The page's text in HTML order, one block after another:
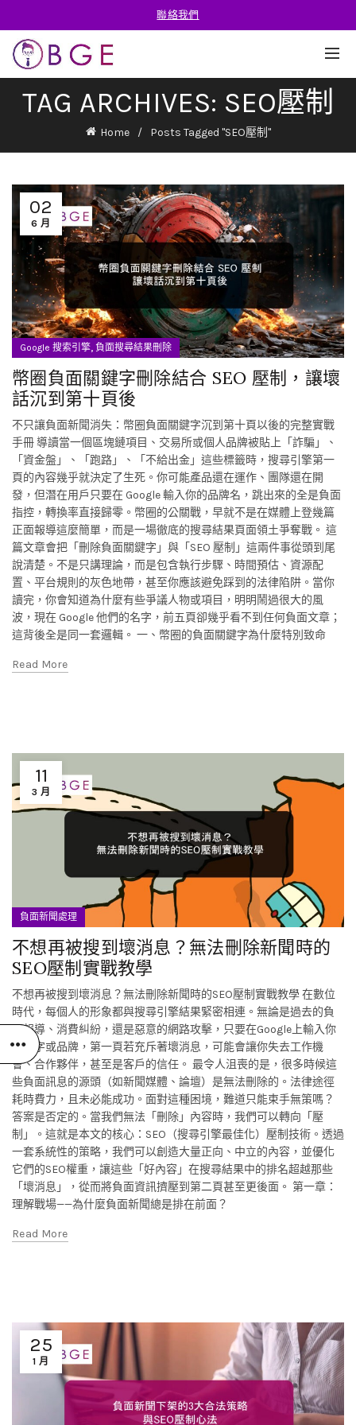
聯絡我們
TAG ARCHIVES: SEO壓制
Home Posts Tagged "SEO壓制"
02
6 月
Google 搜索引擎, 負面搜尋結果刪除
幣圈負面關鍵字刪除結合 SEO 壓制，讓壞
話沉到第十頁後
不只讓負面新聞消失：幣圈負面關鍵字沉到第十頁以後的完整實戰
手冊 導讀當一個區塊鏈項目、交易所或個人品牌被貼上「詐騙」、
「資金盤」、「跑路」、「不給出金」這些標籤時，搜尋引擎第一
頁的內容幾乎就決定了生死。你可能產品還在運作、團隊還在開
發，但潛在用戶只要在 Google 輸入你的品牌名，跳出來的全是負面
指控，轉換率直接歸零。幣圈的公關戰，早就不是在媒體上登幾篇
正面報導這麼簡單，而是一場徹底的搜尋結果頁面領土爭奪戰。 這
篇文章會把「刪除負面關鍵字」與「SEO 壓制」這兩件事從頭到尾
說清楚。不是只講理論，而是包含執行步驟、時間預估、資源配
置、平台規則的灰色地帶，甚至你應該避免踩到的法律陷阱。當你
讀完，你會知道為什麼有些爭議人物或項目，明明鬧過很大的風
波，現在 Google 他們的名字，前五頁卻幾乎看不到任何負面文章；
這背後全是同一套邏輯。 一、幣圈的負面關鍵字為什麼特別致命
Read More
11
3 月
負面新聞處理
不想再被搜到壞消息？無法刪除新聞時的
SEO壓制實戰教學
不想再被搜到壞消息？無法刪除新聞時的SEO壓制實戰教學 在數位
時代，每個人的形象都與搜尋引擎結果緊密相連。無論是過去的負
面報導、消費糾紛，還是惡意的網路攻擊，只要在Google上輸入你
的名字或品牌，第一頁若充斥著壞消息，可能會讓你失去工作機
會、合作夥伴，甚至是客戶的信任。 最令人沮喪的是，很多時候這
些負面訊息的源頭（如新聞媒體、論壇）是無法刪除的。法律途徑
耗時費力，且未必能成功。面對這種困境，難道只能束手無策嗎？
答案是否定的。當我們無法「刪除」內容時，我們可以轉向「壓
制」。這就是本文的核心：SEO（搜尋引擎最佳化）壓制技術。透過
一套系統性的策略，我們可以創造大量正向、中立的內容，並優化
它們的SEO權重，讓這些「好內容」在搜尋結果中的排名超越那些
「壞消息」，從而將負面資訊擠壓到第二頁甚至更後面。 第一章：
理解戰場——為什麼負面新聞總是排在前面？
Read More
25
1 月